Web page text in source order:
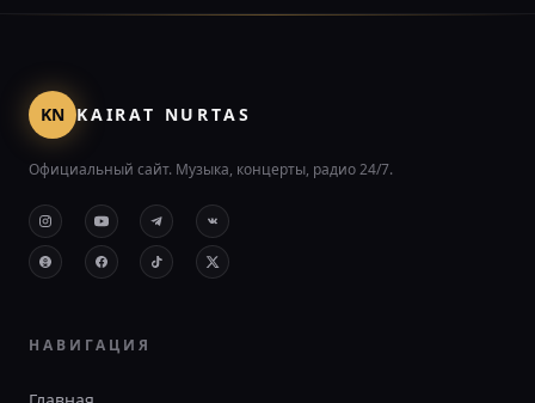
KN KAIRAT NURTAS
Официальный сайт. Музыка, концерты, радио 24/7.
НАВИГАЦИЯ